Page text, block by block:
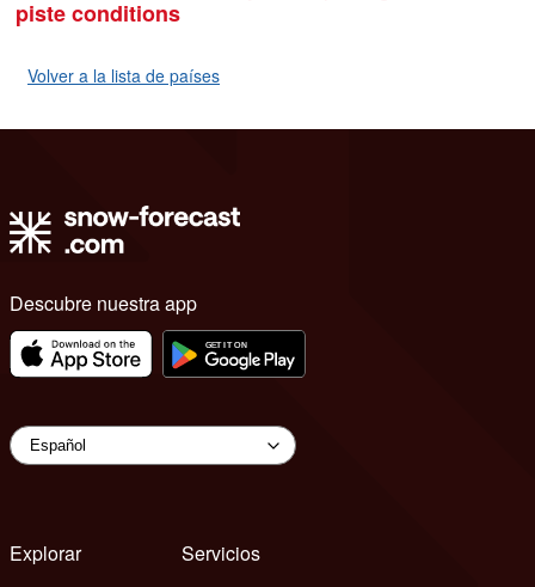
piste conditions
Volver a la lista de países
Descubre nuestra app
Explorar
Servicios